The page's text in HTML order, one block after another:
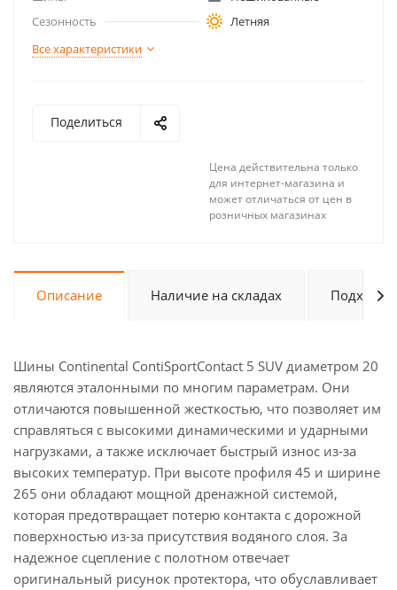
Сезонность
Летняя
Все характеристики
Поделиться
Цена действительна только
для интернет-магазина и
может отличаться от цен в
розничных магазинах
Описание Наличие на складах Подходит
Шины Continental ContiSportContact 5 SUV диаметром 20
являются эталонными по многим параметрам. Они
отличаются повышенной жесткостью, что позволяет им
справляться с высокими динамическими и ударными
нагрузками, а также исключает быстрый износ из-за
высоких температур. При высоте профиля 45 и ширине
265 они обладают мощной дренажной системой,
которая предотвращает потерю контакта с дорожной
поверхностью из-за присутствия водяного слоя. За
надежное сцепление с полотном отвечает
оригинальный рисунок протектора, что обуславливает